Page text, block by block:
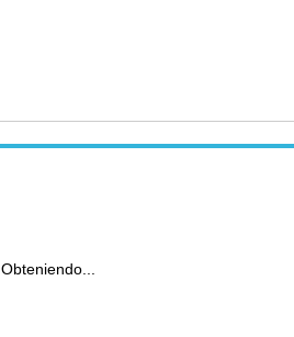
Obteniendo...